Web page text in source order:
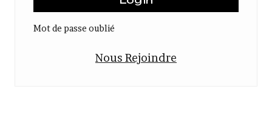
Mot de passe oublié
Nous Rejoindre